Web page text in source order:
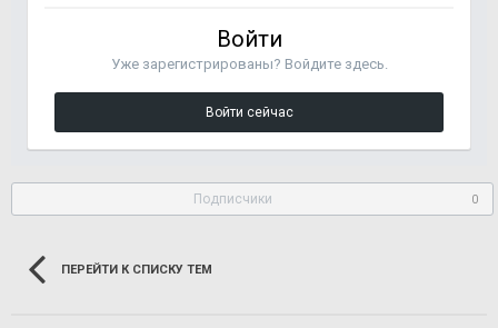
Войти
Уже зарегистрированы? Войдите здесь.
Войти сейчас
Подписчики 0
ПЕРЕЙТИ К СПИСКУ ТЕМ